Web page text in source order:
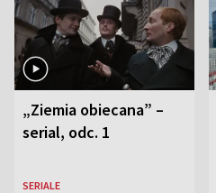
„Ziemia obiecana” –
serial, odc. 1
SERIALE